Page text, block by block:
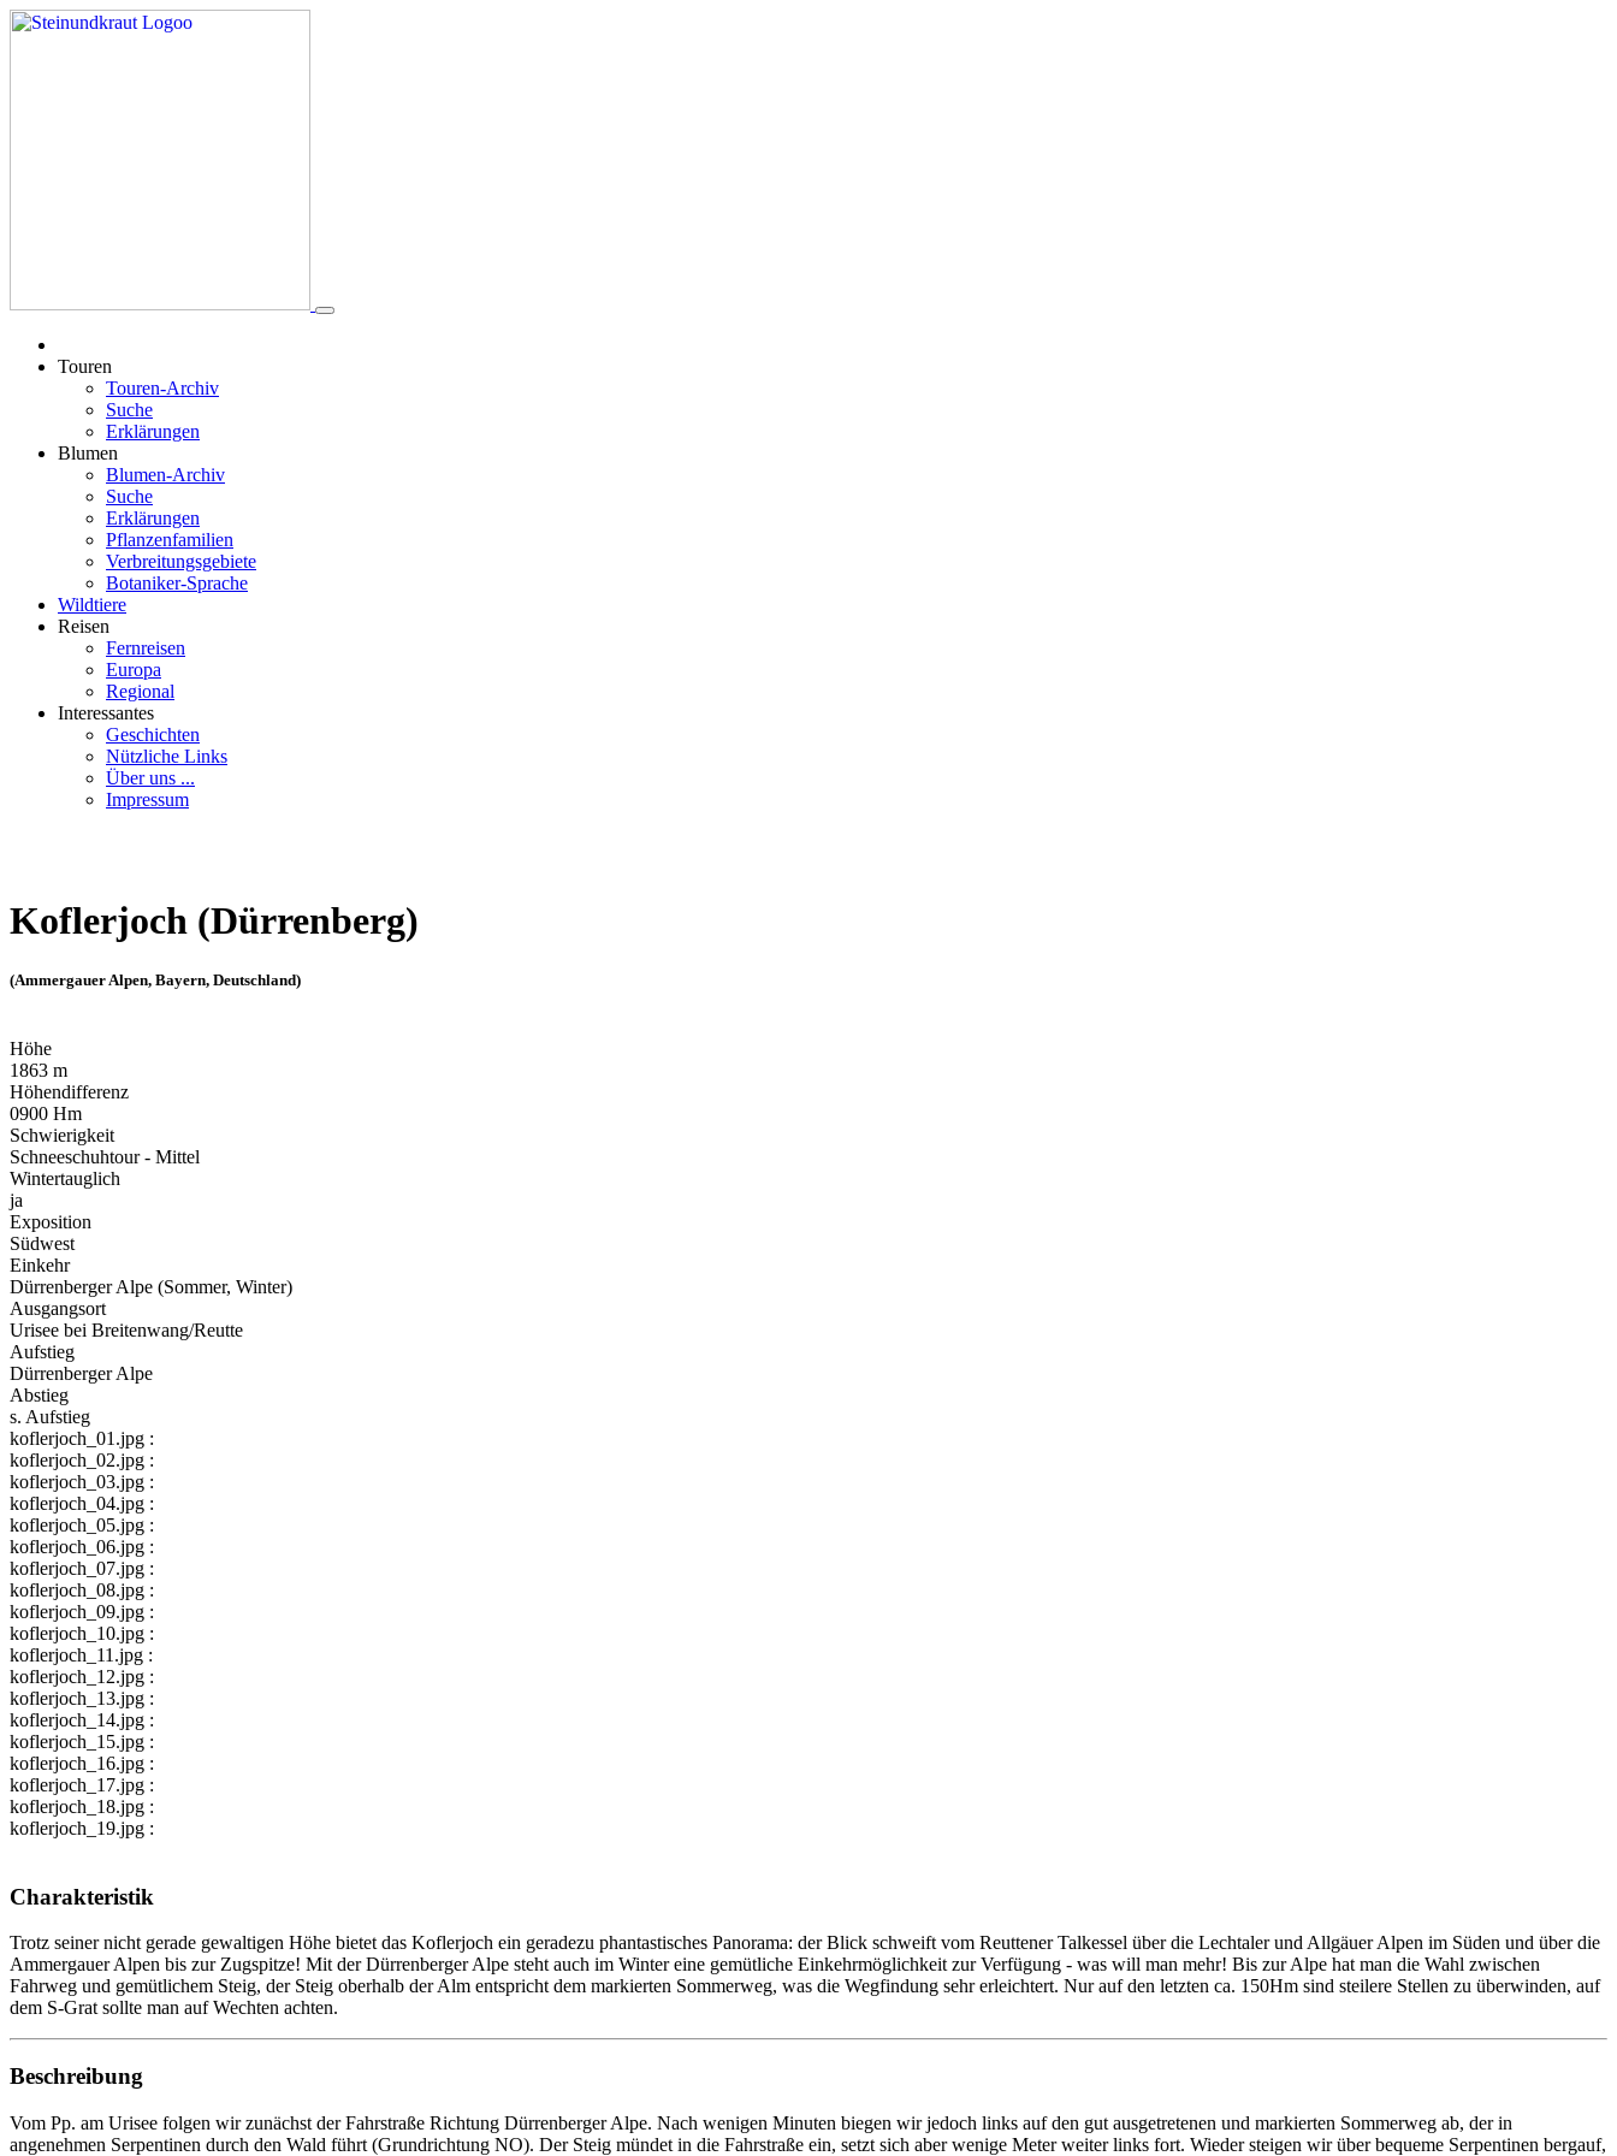
Touren
Touren-Archiv
Suche
Erklärungen
Blumen
Blumen-Archiv
Suche
Erklärungen
Pflanzenfamilien
Verbreitungsgebiete
Botaniker-Sprache
Wildtiere
Reisen
Fernreisen
Europa
Regional
Interessantes
Geschichten
Nützliche Links
Über uns ...
Impressum
Koflerjoch (Dürrenberg)
(Ammergauer Alpen, Bayern, Deutschland)
Höhe
1863 m
Höhendifferenz
0900 Hm
Schwierigkeit
Schneeschuhtour - Mittel
Wintertauglich
ja
Exposition
Südwest
Einkehr
Dürrenberger Alpe (Sommer, Winter)
Ausgangsort
Urisee bei Breitenwang/Reutte
Aufstieg
Dürrenberger Alpe
Abstieg
s. Aufstieg
koflerjoch_01.jpg :
koflerjoch_02.jpg :
koflerjoch_03.jpg :
koflerjoch_04.jpg :
koflerjoch_05.jpg :
koflerjoch_06.jpg :
koflerjoch_07.jpg :
koflerjoch_08.jpg :
koflerjoch_09.jpg :
koflerjoch_10.jpg :
koflerjoch_11.jpg :
koflerjoch_12.jpg :
koflerjoch_13.jpg :
koflerjoch_14.jpg :
koflerjoch_15.jpg :
koflerjoch_16.jpg :
koflerjoch_17.jpg :
koflerjoch_18.jpg :
koflerjoch_19.jpg :
Charakteristik
Trotz seiner nicht gerade gewaltigen Höhe bietet das Koflerjoch ein geradezu phantastisches Panorama: der Blick schweift vom Reuttener Talkessel über die Lechtaler und Allgäuer Alpen im Süden und über die
Ammergauer Alpen bis zur Zugspitze! Mit der Dürrenberger Alpe steht auch im Winter eine gemütliche Einkehrmöglichkeit zur Verfügung - was will man mehr! Bis zur Alpe hat man die Wahl zwischen
Fahrweg und gemütlichem Steig, der Steig oberhalb der Alm entspricht dem markierten Sommerweg, was die Wegfindung sehr erleichtert. Nur auf den letzten ca. 150Hm sind steilere Stellen zu überwinden, auf
dem S-Grat sollte man auf Wechten achten.
Beschreibung
Vom Pp. am Urisee folgen wir zunächst der Fahrstraße Richtung Dürrenberger Alpe. Nach wenigen Minuten biegen wir jedoch links auf den gut ausgetretenen und markierten Sommerweg ab, der in
angenehmen Serpentinen durch den Wald führt (Grundrichtung NO). Der Steig mündet in die Fahrstraße ein, setzt sich aber wenige Meter weiter links fort. Wieder steigen wir über bequeme Serpentinen bergauf,